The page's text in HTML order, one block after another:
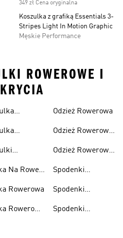
349 zł Cena oryginalna
Koszulka z grafiką Essentials 3-
Stripes Light In Motion Graphic
Męskie Performance
ROWEROWE I
Na Rower
Rowerowa
Rowerowa
Odzież Rowerowa
Odzież Rowerowa
Odzież Rowerowa
Spodenki
Spodenki
Damskie
Spodenki